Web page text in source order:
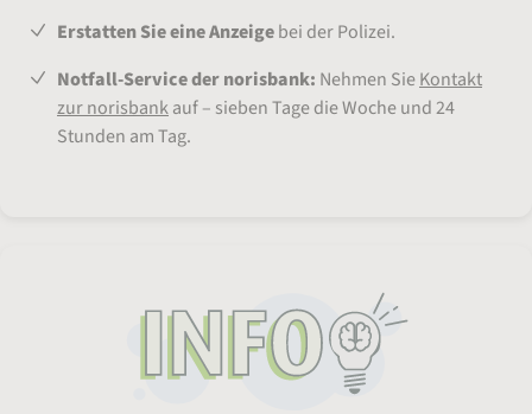
Erstatten Sie eine Anzeigebei der Polizei.
Notfall-Service der norisbank: Nehmen SieKontakt
zur norisbankauf – sieben Tage die Woche und 24
Stunden am Tag.